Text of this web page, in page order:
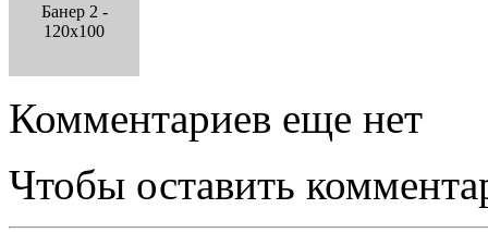
Банер 2 -
120x100
Комментариев еще нет
Чтобы оставить